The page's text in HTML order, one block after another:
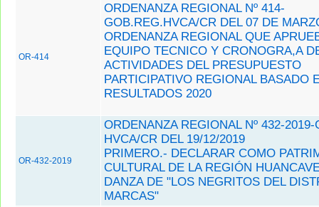
OR-414
ORDENANZA REGIONAL Nº 414-
GOB.REG.HVCA/CR DEL 07 DE
ORDENANZA REGIONAL QUE
EQUIPO TECNICO Y CRONOGRA,A
ACTIVIDADES DEL PRESUPUESTO
PARTICIPATIVO REGIONAL BASADO
RESULTADOS 2020
OR-432-2019
ORDENANZA REGIONAL Nº 432-
HVCA/CR DEL 19/12/2019
PRIMERO.- DECLARAR COMO
CULTURAL DE LA REGIÓN
DANZA DE "LOS NEGRITOS DEL
MARCAS"